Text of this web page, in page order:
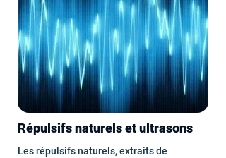
Répulsifs naturels et ultrasons
Les répulsifs naturels, extraits de